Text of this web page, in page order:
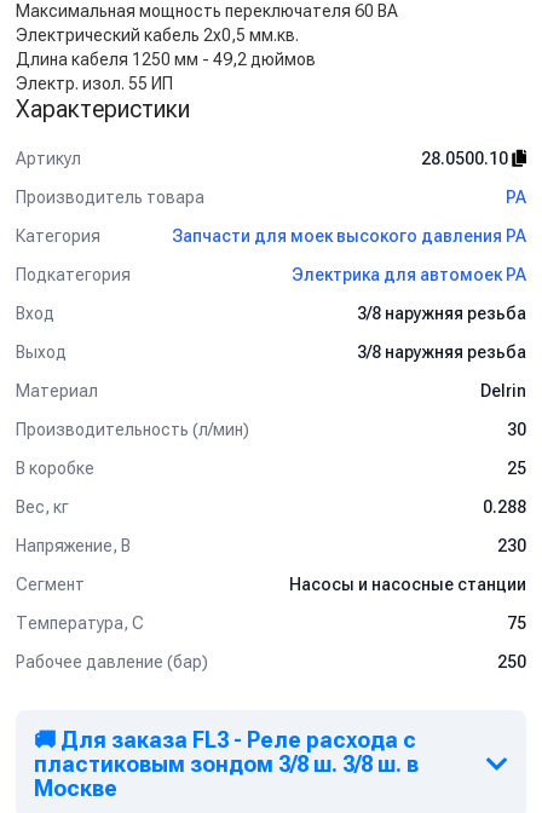
Максимальная мощность переключателя 60 ВА
Электрический кабель 2x0,5 мм.кв.
Длина кабеля 1250 мм - 49,2 дюймов
Электр. изол. 55 ИП
Характеристики
Артикул
28.0500.10
Производитель товара
PA
Категория
Запчасти для моек высокого давления PA
Подкатегория
Электрика для автомоек PA
Вход
3/8 наружняя резьба
Выход
3/8 наружняя резьба
Материал
Delrin
Производительность (л/мин)
30
В коробке
25
Вес, кг
0.288
Напряжение, В
230
Сегмент
Насосы и насосные станции
Температура, C
75
Рабочее давление (бар)
250
🚚 Для заказа FL3 - Реле расхода с
пластиковым зондом 3/8 ш. 3/8 ш. в
Москве